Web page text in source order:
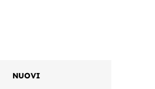
NUOVI